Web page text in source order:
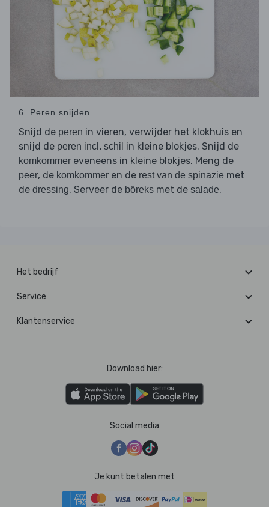
6. Peren snijden
Snijd de peren in vieren, verwijder het klokhuis en
snijd de peren incl. schil in kleine blokjes. Snijd de
komkommer eveneens in kleine blokjes. Meng de
peer, de komkommer en de rest van de spinazie met
de dressing. Serveer de böreks met de salade.
Het bedrijf
Service
Klantenservice
Download hier:
Social media
Je kunt betalen met